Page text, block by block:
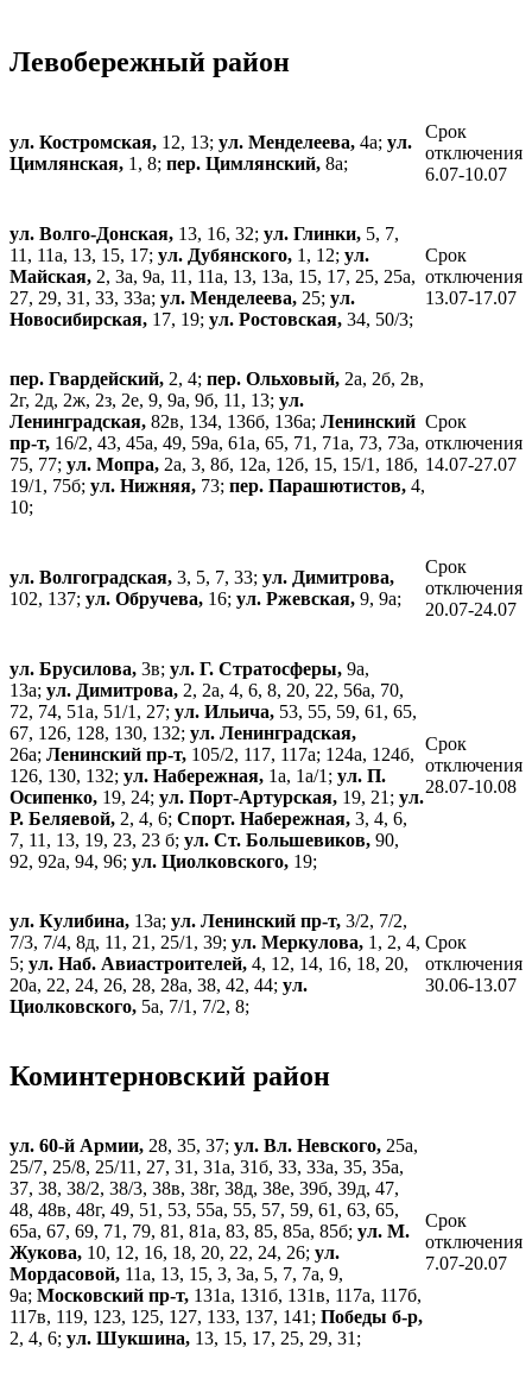
Левобережный район
ул. Костромская, 12, 13; ул. Менделеева, 4а; ул.
Цимлянская, 1, 8; пер. Цимлянский, 8а;
Срок
отключения
6.07-10.07
ул. Волго-Донская, 13, 16, 32; ул. Глинки, 5, 7,
11, 11а, 13, 15, 17; ул. Дубянского, 1, 12; ул.
Майская, 2, 3а, 9а, 11, 11а, 13, 13а, 15, 17, 25, 25а,
27, 29, 31, 33, 33а; ул. Менделеева, 25; ул.
Новосибирская, 17, 19; ул. Ростовская, 34, 50/3;
Срок
отключения
13.07-17.07
пер. Гвардейский, 2, 4; пер. Ольховый, 2а, 2б, 2в,
2г, 2д, 2ж, 2з, 2е, 9, 9а, 9б, 11, 13; ул.
Ленинградская, 82в, 134, 136б, 136а; Ленинский
пр-т, 16/2, 43, 45а, 49, 59а, 61а, 65, 71, 71а, 73, 73а,
75, 77; ул. Мопра, 2а, 3, 8б, 12а, 12б, 15, 15/1, 18б,
19/1, 75б; ул. Нижняя, 73; пер. Парашютистов, 4,
10;
Срок
отключения
14.07-27.07
ул. Волгоградская, 3, 5, 7, 33; ул. Димитрова,
102, 137; ул. Обручева, 16; ул. Ржевская, 9, 9а;
Срок
отключения
20.07-24.07
ул. Брусилова, 3в; ул. Г. Стратосферы, 9а,
13а; ул. Димитрова, 2, 2а, 4, 6, 8, 20, 22, 56а, 70,
72, 74, 51а, 51/1, 27; ул. Ильича, 53, 55, 59, 61, 65,
67, 126, 128, 130, 132; ул. Ленинградская,
26а; Ленинский пр-т, 105/2, 117, 117а; 124а, 124б,
126, 130, 132; ул. Набережная, 1а, 1а/1; ул. П.
Осипенко, 19, 24; ул. Порт-Артурская, 19, 21; ул.
Р. Беляевой, 2, 4, 6; Спорт. Набережная, 3, 4, 6,
7, 11, 13, 19, 23, 23 б; ул. Ст. Большевиков, 90,
92, 92а, 94, 96; ул. Циолковского, 19;
Срок
отключения
28.07-10.08
ул. Кулибина, 13а; ул. Ленинский пр-т, 3/2, 7/2,
7/3, 7/4, 8д, 11, 21, 25/1, 39; ул. Меркулова, 1, 2, 4,
5; ул. Наб. Авиастроителей, 4, 12, 14, 16, 18, 20,
20а, 22, 24, 26, 28, 28а, 38, 42, 44; ул.
Циолковского, 5а, 7/1, 7/2, 8;
Срок
отключения
30.06-13.07
Коминтерновский район
ул. 60-й Армии, 28, 35, 37; ул. Вл. Невского, 25а,
25/7, 25/8, 25/11, 27, 31, 31а, 31б, 33, 33а, 35, 35а,
37, 38, 38/2, 38/3, 38в, 38г, 38д, 38е, 39б, 39д, 47,
48, 48в, 48г, 49, 51, 53, 55а, 55, 57, 59, 61, 63, 65,
65а, 67, 69, 71, 79, 81, 81а, 83, 85, 85а, 85б; ул. М.
Жукова, 10, 12, 16, 18, 20, 22, 24, 26; ул.
Мордасовой, 11а, 13, 15, 3, 3а, 5, 7, 7а, 9,
9а; Московский пр-т, 131а, 131б, 131в, 117а, 117б,
117в, 119, 123, 125, 127, 133, 137, 141; Победы б-р,
2, 4, 6; ул. Шукшина, 13, 15, 17, 25, 29, 31;
Срок
отключения
7.07-20.07